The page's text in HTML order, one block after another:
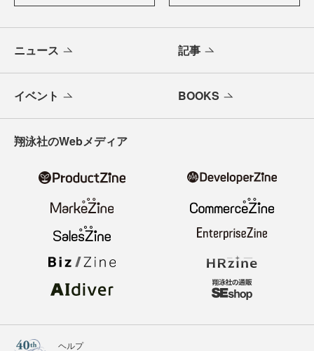
ニュース 記事
イベント BOOKS
翔泳社のWebメディア
ヘルプ